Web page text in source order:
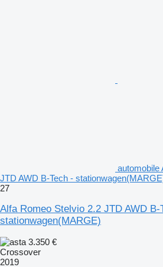
automobile
JTD AWD B-Tech -
27
Alfa Romeo Stelvio 2.2 JTD AWD B-
stationwagen(MARGE)
3.350 €
Crossover
2019